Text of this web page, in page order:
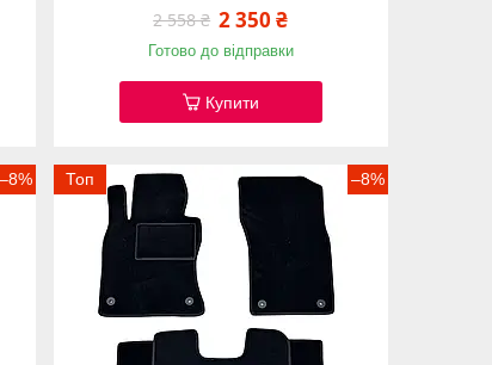
2 558 ₴ 2 350 ₴
Готово до відправки
Купити
–8% Топ –8%